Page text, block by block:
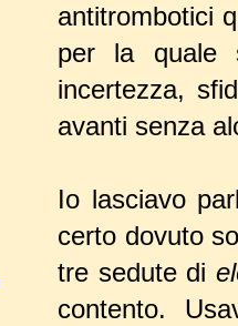
antitrombotici
per la quale
incertezza,
avanti senza
Io lasciavo
certo dovuto
tre sedute di
contento.